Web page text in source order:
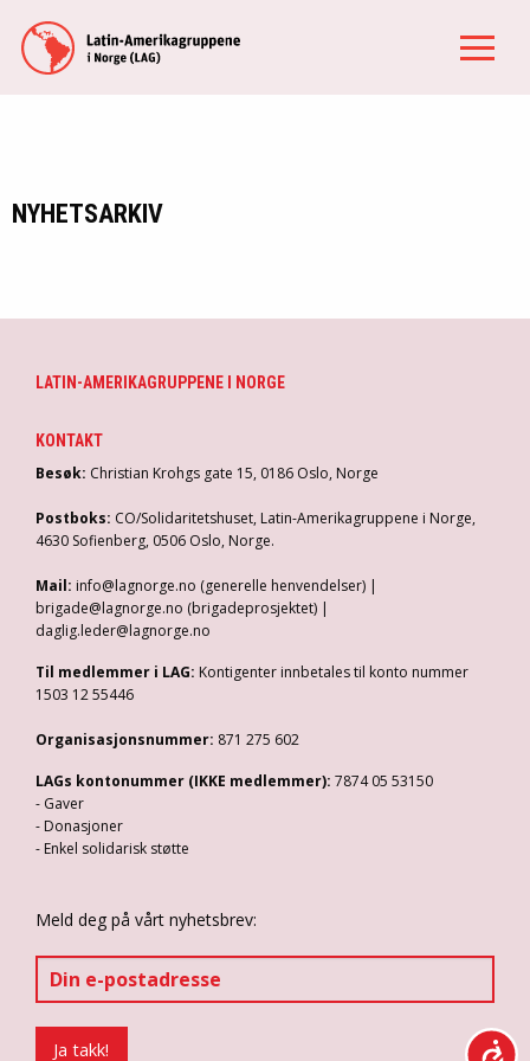
NYHETSARKIV
LATIN-AMERIKAGRUPPENE I NORGE
KONTAKT
Besøk: Christian Krohgs gate 15, 0186 Oslo, Norge
Postboks: CO/Solidaritetshuset, Latin-Amerikagruppene i Norge,
4630 Sofienberg, 0506 Oslo, Norge.
Mail: info@lagnorge.no (generelle henvendelser) |
brigade@lagnorge.no (brigadeprosjektet) |
daglig.leder@lagnorge.no
Til medlemmer i LAG: Kontigenter innbetales til konto nummer
1503 12 55446
Organisasjonsnummer: 871 275 602
LAGs kontonummer (IKKE medlemmer): 7874 05 53150
- Gaver
- Donasjoner
- Enkel solidarisk støtte
Meld deg på vårt nyhetsbrev: